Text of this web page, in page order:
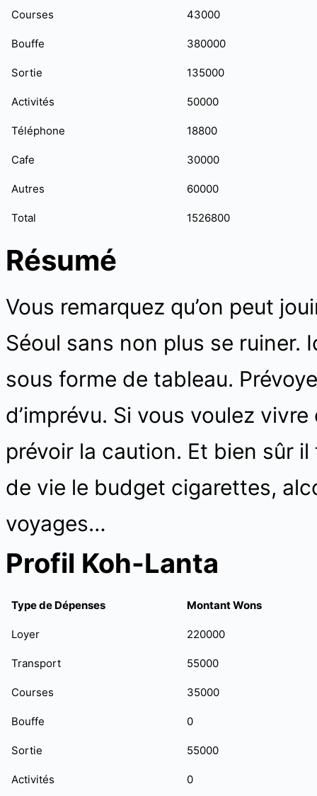
Courses 43000
Bouffe 380000
Sortie 135000
Activités 50000
Téléphone 18800
Cafe 30000
Autres 60000
Total 1526800
Résumé
Vous remarquez qu’on peut
Séoul sans non plus se ruiner.
sous forme de tableau.
d’imprévu. Si vous voulez
prévoir la caution. Et bien sûr
de vie le budget cigarettes,
voyages…
Profil Koh-Lanta
Type de Dépenses Montant Wons
Loyer 220000
Transport 55000
Courses 35000
Bouffe 0
Sortie 55000
Activités 0